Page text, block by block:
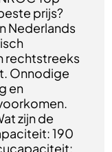
prijs?
Nederlands
rechtstreeks
Onnodige
en
zijn de
190